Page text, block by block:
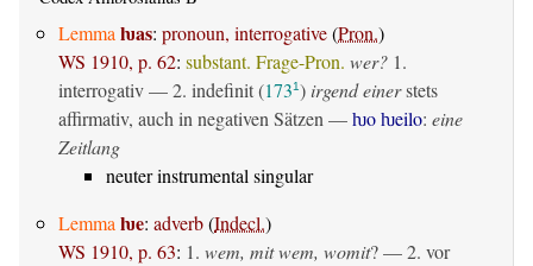
Lemmaƕas: pronoun, interrogative(Pron.)
WS 1910, p. 62: substant. Frage-Pron. wer? 1.
interrogativ— 2. indefinit(1731) irgend einerstets
affirmativ, auch in negativen Sätzen —ƕo ƕeilo: eine
Zeitlang
neuter instrumental singular
Lemmaƕe: adverb(Indecl.)
WS 1910, p. 63: 1. wem, mit wem, womit? — 2. vor